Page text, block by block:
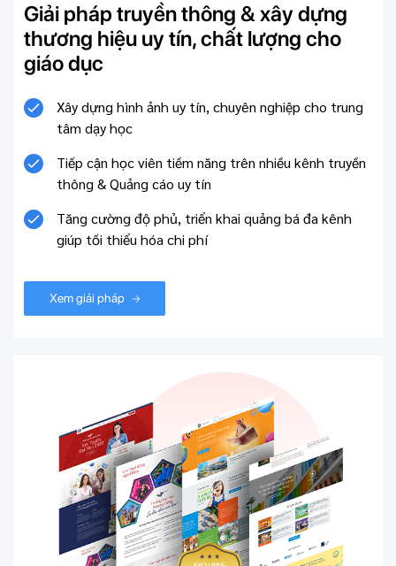
Giải pháp truyền thông & xây dựng
thương hiệu uy tín, chất lượng cho
giáo dục
Xây dựng hình ảnh uy tín, chuyên nghiệp cho trung
tâm dạy học
Tiếp cận học viên tiềm năng trên nhiều kênh truyền
thông & Quảng cáo uy tín
Tăng cường độ phủ, triển khai quảng bá đa kênh
giúp tối thiểu hóa chi phí
Xem giải pháp